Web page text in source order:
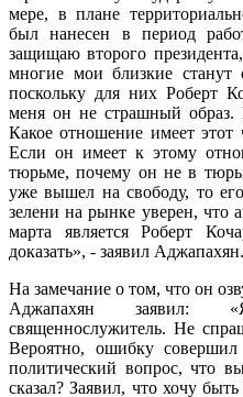
мере, в плане
был нанесен в период
защищаю второго
многие мои близкие станут
поскольку для них Роберт
меня он не страшный образ.
Какое отношение имеет этот
Если он имеет к этому
тюрьме, почему он не в
уже вышел на свободу, то
зелени на рынке уверен, что
марта является Роберт
доказать», - заявил Аджапахян.
На замечание о том, что он
Аджапахян заявил:
священнослужитель. Не
Вероятно, ошибку
политический вопрос, что
сказал? Заявил, что хочу